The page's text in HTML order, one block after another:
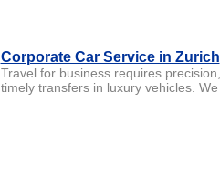
Corporate Car Service in Zurich
Travel for business requires
timely transfers in luxury vehicles. We